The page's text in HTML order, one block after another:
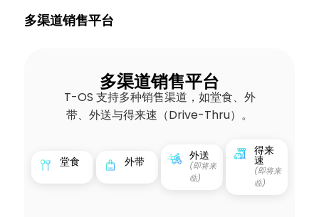
多渠道销售平台
多渠道销售平台
T-OS 支持多种销售渠道，如堂食、外
带、外送与得来速（Drive-Thru）。
堂食 外带 外送
(即将来
临)
得来
速
(即将来
临)